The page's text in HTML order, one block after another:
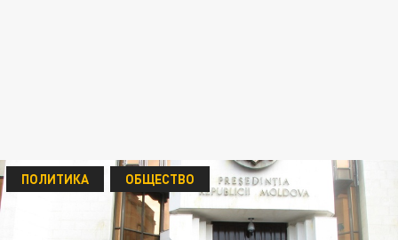
ПОЛИТИКА ОБЩЕСТВО